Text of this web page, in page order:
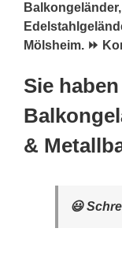
Mölsheim. ⏩
Sie
&
😃